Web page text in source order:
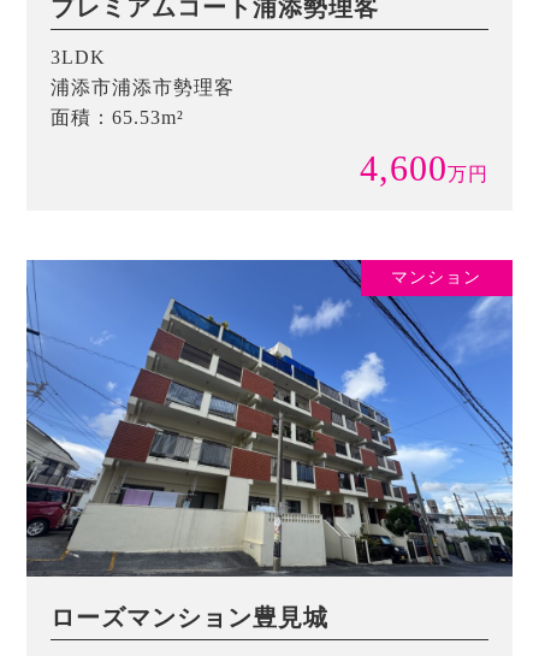
プレミアムコート浦添勢理客
3LDK
浦添市浦添市勢理客
面積：65.53m²
4,600 万 円
マンション
ローズマンション豊見城